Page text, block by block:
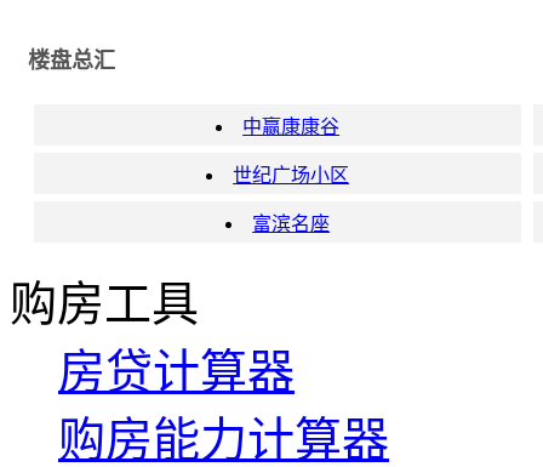
楼盘总汇
中赢康康谷
世纪广场小区
富滨名座
购房工具
房贷计算器
购房能力计算器